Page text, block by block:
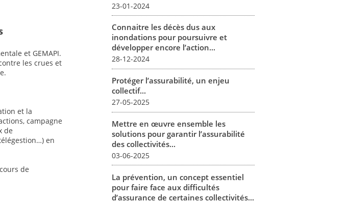
et GEMAPI.
les crues et
et la
campagne
de
en
de
23-01-2024
Connaitre les décès dus aux
inondations pour poursuivre et
développer encore l’action...
28-12-2024
Protéger l’assurabilité, un enjeu
collectif...
27-05-2025
Mettre en œuvre ensemble les
solutions pour garantir l’assurabilité
des collectivités...
03-06-2025
La prévention, un concept essentiel
pour faire face aux difficultés
d’assurance de certaines collectivités...